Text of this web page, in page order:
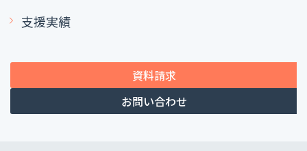
支援実績
資料請求
お問い合わせ